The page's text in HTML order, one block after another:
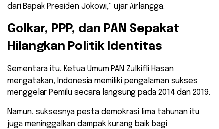
dari Bapak Presiden Jokowi,” ujar Airlangga.
Golkar, PPP, dan PAN Sepakat
Hilangkan Politik Identitas
Sementara itu, Ketua Umum PAN Zulkifli Hasan
mengatakan, Indonesia memiliki pengalaman sukses
menggelar Pemilu secara langsung pada 2014 dan 2019.
Namun, suksesnya pesta demokrasi lima tahunan itu
juga meninggalkan dampak kurang baik bagi